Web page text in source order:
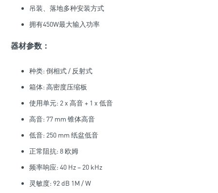
吊装、落地多种安装方式
拥有450W最大输入功率
器材参数：
种类: 倒相式 / 反射式
箱体: 高密度压缩板
使用单元: 2 x 高音 + 1 x 低音
高音: 77 mm 锥体高音
低音: 250 mm 纸盆低音
正常阻抗: 8 欧姆
频率响应: 40 Hz – 20 kHz
灵敏度: 92 dB 1M / W